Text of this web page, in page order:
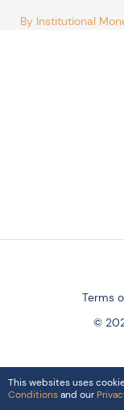
By Institutional
Terms
©
This websites uses
Conditionsand our